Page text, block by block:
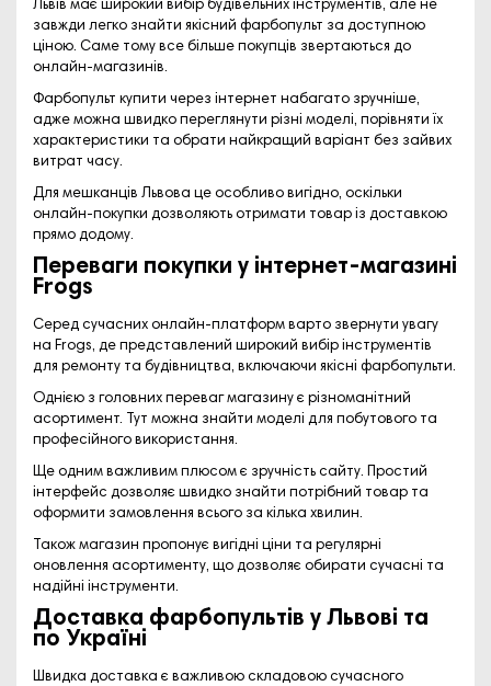
Львів має широкий вибір будівельних інструментів, але не
завжди легко знайти якісний фарбопульт за доступною
ціною. Саме тому все більше покупців звертаються до
онлайн-магазинів.
Фарбопульт купити через інтернет набагато зручніше,
адже можна швидко переглянути різні моделі, порівняти їх
характеристики та обрати найкращий варіант без зайвих
витрат часу.
Для мешканців Львова це особливо вигідно, оскільки
онлайн-покупки дозволяють отримати товар із доставкою
прямо додому.
Переваги покупки у інтернет-магазині
Frogs
Серед сучасних онлайн-платформ варто звернути увагу
на Frogs, де представлений широкий вибір інструментів
для ремонту та будівництва, включаючи якісні фарбопульти.
Однією з головних переваг магазину є різноманітний
асортимент. Тут можна знайти моделі для побутового та
професійного використання.
Ще одним важливим плюсом є зручність сайту. Простий
інтерфейс дозволяє швидко знайти потрібний товар та
оформити замовлення всього за кілька хвилин.
Також магазин пропонує вигідні ціни та регулярні
оновлення асортименту, що дозволяє обирати сучасні та
надійні інструменти.
Доставка фарбопультів у Львові та
по Україні
Швидка доставка є важливою складовою сучасного